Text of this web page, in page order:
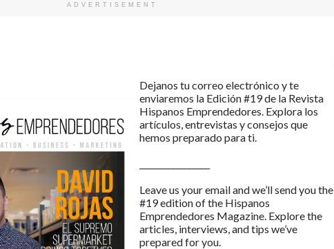
ADVERTISEMENT
Dejanos tu correo electrónico y te
enviaremos la Edición #19 de la Revista
Hispanos Emprendedores. Explora los
artículos, entrevistas y consejos que
hemos preparado para ti.
Leave us your email and we’ll send you the
#19 edition of the Hispanos
Emprendedores Magazine. Explore the
articles, interviews, and tips we’ve
prepared for you.